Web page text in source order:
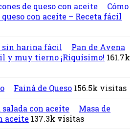
Cómo
queso con aceite – Receta fácil
Pan de Avena
y muy tierno ¡Riquísimo! 161.7k
Fainá de Queso 156.5k visitas
Masa de
aceite 137.3k visitas